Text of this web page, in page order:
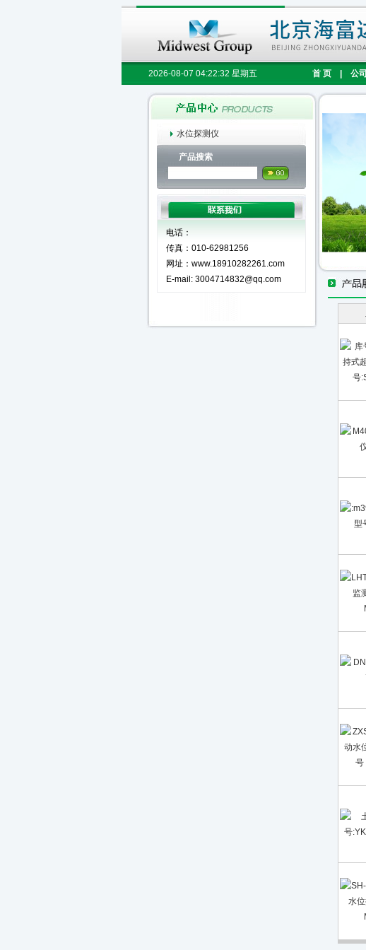
2026-08-07 04:22:32 星期五 首 页 公
水位探测仪
产品搜索
电话：
传真：010-62981256
网址：www.18910282261.com
E-mail: 3004714832@qq.com